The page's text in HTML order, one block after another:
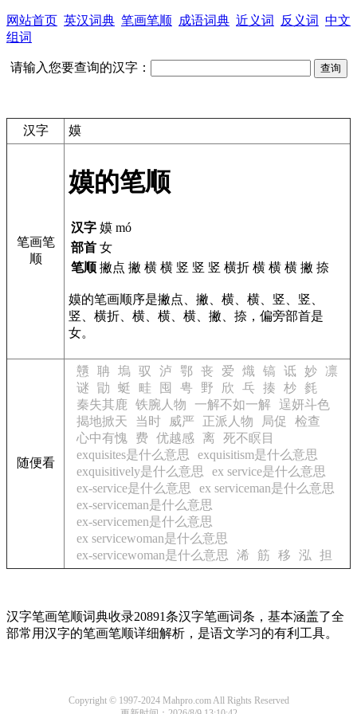
网站首页 英汉词典 笔画笔顺 成语词典 近义词 反义词 中文
组词
请输入您要查询的汉字：
汉字 嫫
笔画笔
顺
嫫的笔顺
汉字 嫫 mó
部首 女
笔顺 撇点 撇 横 横 竖 竖 竖 横折 横 横 横 撇 捺
嫫的笔画顺序是撇点、撇、横、横、竖、竖、
竖、横折、横、横、横、撇、捺，偏旁部首是
女。
随便看
戇 聃 塢 驭 泸 鄂 丧 爱 熾 镐 诋 妙
凛
谜
勖 蜓 畦 囤 甹 野 欣 乓 揍 杪 毵
秦失其鹿
铁腕人物 一解不如一解
逞妍斗色
揭地掀天
当时 威严 正派人物 局促
检查
心中有愧
费 优越感 离
死不瞑目
exquisites是什么意思
exquisitism是什么意思
exquisitively是什么意思
ex service是什么意思
ex-service是什么意思
ex serviceman是什么意思
ex-serviceman是什么意思
ex-servicemen是什么意思
ex servicewoman是什么意思
ex-servicewoman是什么意思
浠 筋 移 泓 担
汉字笔画笔顺词典收录20891条汉字笔画词条，基本涵盖了全
部常用汉字的笔画笔顺详细解析，是语文学习的有利工具。
Copyright © 1997-2024 Mahpro.com All Rights Reserved